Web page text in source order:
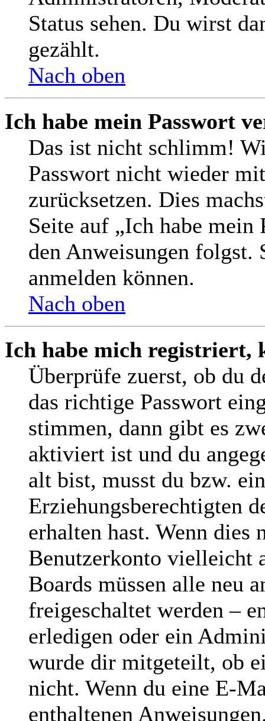
Status sehen. Du wirst
gezählt.
Nach oben
Ich habe mein Passwort
Das ist nicht schlimm!
Passwort nicht wieder
zurücksetzen. Dies
Seite auf „Ich habe mein
den Anweisungen folgst.
anmelden können.
Nach oben
Ich habe mich registriert,
Überprüfe zuerst, ob du
das richtige Passwort
stimmen, dann gibt es
aktiviert ist und du
alt bist, musst du bzw.
Erziehungsberechtigten
erhalten hast. Wenn
Benutzerkonto vielleicht
Boards müssen alle neu
freigeschaltet werden –
erledigen oder ein
wurde dir mitgeteilt, ob
nicht. Wenn du eine E-
enthaltenen